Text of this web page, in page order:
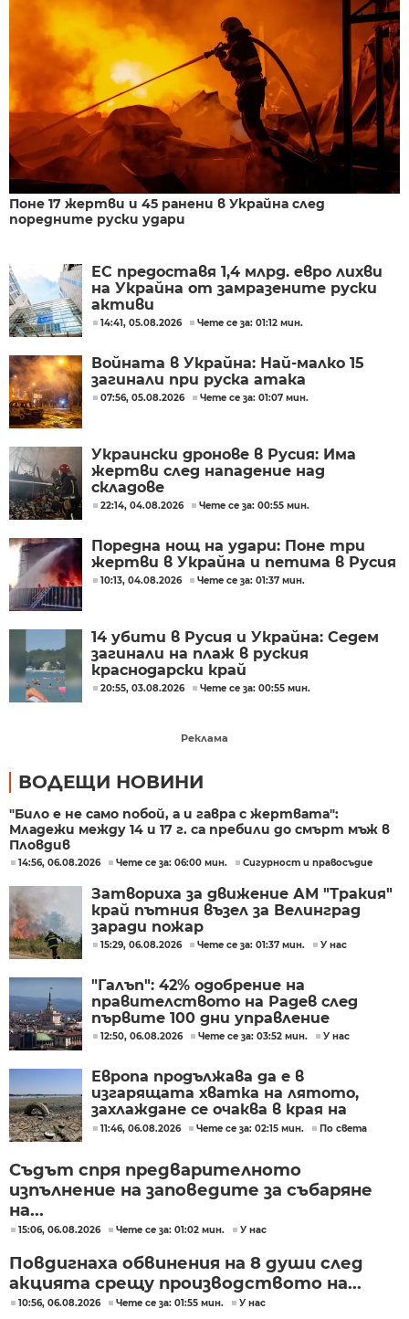
Поне 17 жертви и 45 ранени в Украйна след
поредните руски удари
ЕС предоставя 1,4 млрд. евро лихви
на Украйна от замразените руски
активи
14:41, 05.08.2026 Чете се за: 01:12 мин.
Войната в Украйна: Най-малко 15
загинали при руска атака
07:56, 05.08.2026 Чете се за: 01:07 мин.
Украински дронове в Русия: Има
жертви след нападение над
складове
22:14, 04.08.2026 Чете се за: 00:55 мин.
Поредна нощ на удари: Поне три
жертви в Украйна и петима в Русия
10:13, 04.08.2026 Чете се за: 01:37 мин.
14 убити в Русия и Украйна: Седем
загинали на плаж в руския
краснодарски край
20:55, 03.08.2026 Чете се за: 00:55 мин.
Реклама
ВОДЕЩИ НОВИНИ
"Било е не само побой, а и гавра с жертвата":
Младежи между 14 и 17 г. са пребили до смърт мъж в
Пловдив
14:56, 06.08.2026 Чете се за: 06:00 мин. Сигурност и правосъдие
Затвориха за движение АМ "Тракия"
край пътния възел за Велинград
заради пожар
15:29, 06.08.2026 Чете се за: 01:37 мин. У нас
"Галъп": 42% одобрение на
правителството на Радев след
първите 100 дни управление
12:50, 06.08.2026 Чете се за: 03:52 мин. У нас
Европа продължава да е в
изгарящата хватка на лятото,
захлаждане се очаква в края на
седмицата
11:46, 06.08.2026 Чете се за: 02:15 мин. По света
Съдът спря предварителното
изпълнение на заповедите за събаряне
на...
15:06, 06.08.2026 Чете се за: 01:02 мин. У нас
Повдигнаха обвинения на 8 души след
акцията срещу производството на...
10:56, 06.08.2026 Чете се за: 01:55 мин. У нас